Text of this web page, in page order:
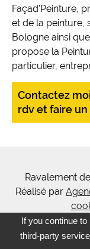
Façad'Peinture,
et de la peinture,
Bologne ainsi
propose la
particulier,
Contactez
rdv et faire
Ravalement
Réalisé par
If you continue
third-party